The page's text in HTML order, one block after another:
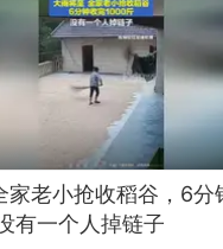
家老小抢收稻谷，6分
有一个人掉链子